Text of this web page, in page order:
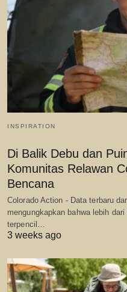
INSPIRATION
Di Balik Debu dan
Komunitas Relawan
Bencana
Colorado Action - Data terbaru
mengungkapkan bahwa lebih
terpencil…
3 weeks ago